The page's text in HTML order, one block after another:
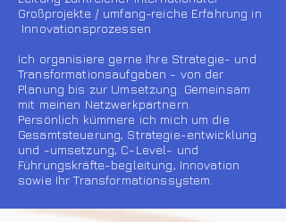
Großprojekte / umfang-reiche Erfahrung in
Innovationsprozessen
Ich organisiere gerne Ihre Strategie- und
Transformationsaufgaben - von der
Planung bis zur Umsetzung. Gemeinsam
mit meinen Netzwerkpartnern.
Persönlich kümmere ich mich um die
Gesamtsteuerung, Strategie-entwicklung
und -umsetzung, C-Level- und
Führungskräfte-begleitung, Innovation
sowie Ihr Transformationssystem.